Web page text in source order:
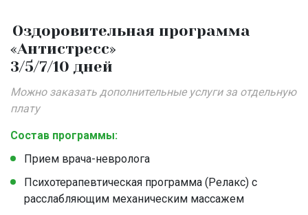
Оздоровительная программа
«Антистресс»
3/5/7/10 дней
Можно заказать дополнительные услуги за отдельную
плату
Состав программы:
Прием врача-невролога
Психотерапевтическая программа (Релакс) с
расслабляющим механическим массажем